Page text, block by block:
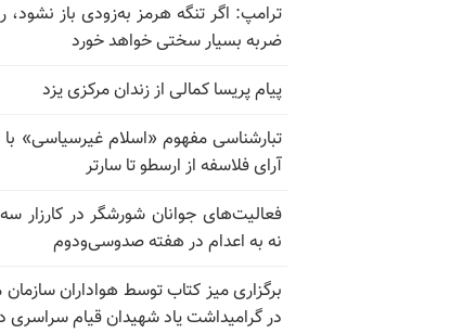
ترامپ: اگر تنگه هرمز به‌زودی باز نشود،
ضربه بسیار سختی خواهد خورد
پیام پریسا کمالی از زندان مرکزی یزد
تبارشناسی مفهوم «اسلام غیرسیاسی» با
آرای فلاسفه از ارسطو تا سارتر
فعالیت‌های جوانان شورشگر در کارزار
نه به اعدام در هفته صدوسی‌و‌دوم
برگزاری میز کتاب توسط هواداران
در گرامیداشت یاد شهیدان قیام سراسری